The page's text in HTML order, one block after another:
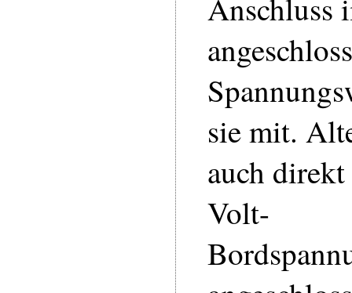
Anschluss
sie mit.
auch
Volt-